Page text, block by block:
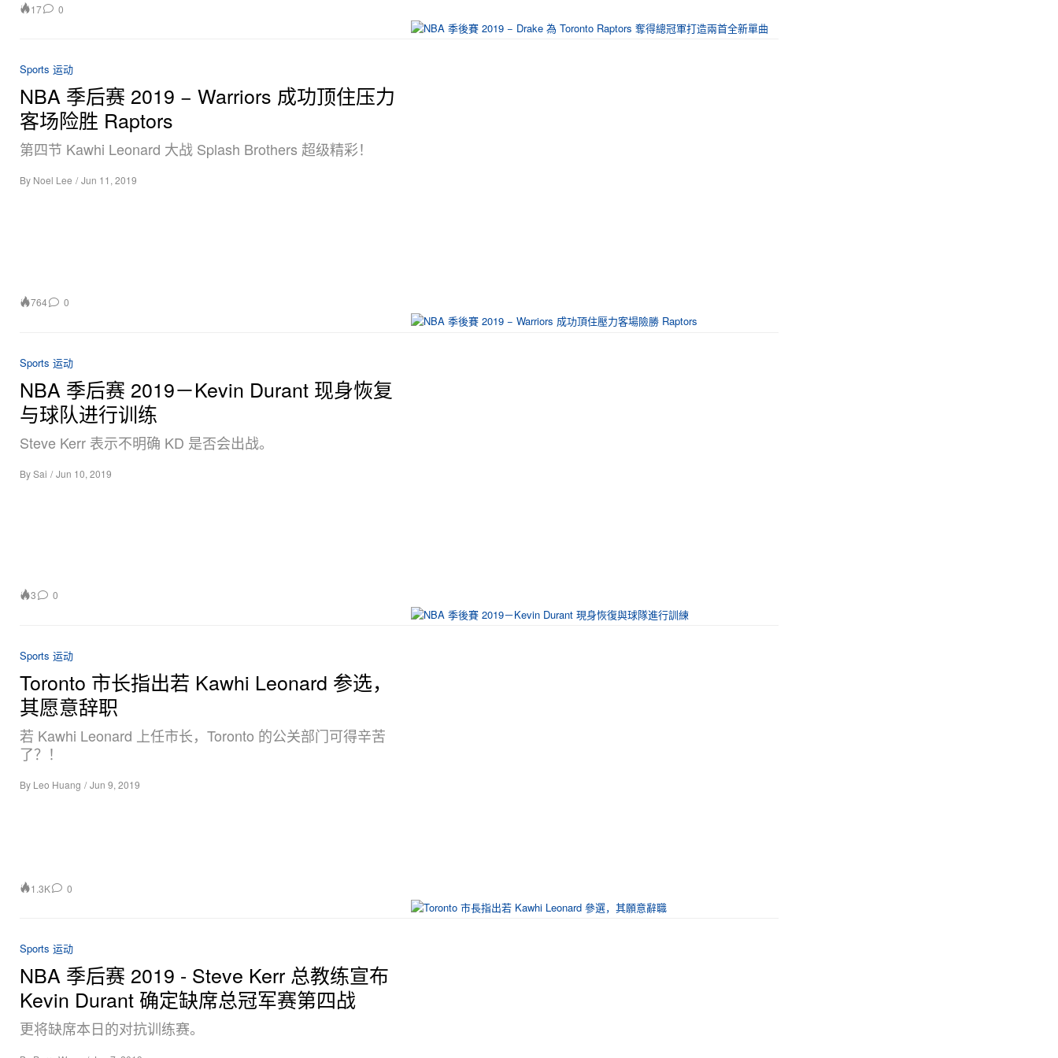
17 0
Sports 运动
NBA 季后赛 2019 − Warriors 成功顶住压力
客场险胜 Raptors
第四节 Kawhi Leonard 大战 Splash Brothers 超级精彩！
By Noel Lee / Jun 11, 2019
764 0
Sports 运动
NBA 季后赛 2019－Kevin Durant 现身恢复
与球队进行训练
Steve Kerr 表示不明确 KD 是否会出战。
BySai / Jun 10, 2019
3 0
Sports 运动
Toronto 市长指出若 Kawhi Leonard 参选，
其愿意辞职
若 Kawhi Leonard 上任市长，Toronto 的公关部门可得辛苦
了？！
By Leo Huang / Jun 9, 2019
1.3K 0
Sports 运动
NBA 季后赛 2019 - Steve Kerr 总教练宣布
Kevin Durant 确定缺席总冠军赛第四战
更将缺席本日的对抗训练赛。